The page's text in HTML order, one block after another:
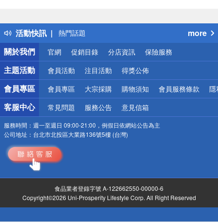
活動快訊
得獎公告
熱門話題
銀行優惠
偏遠地區配送
詐騙網頁！請小心！
more
關於我們
官網 促銷目錄 分店資訊 保險服務
主題活動 會員活動 注目活動 得獎公佈
會員專區 會員專區 大宗採購 購物須知 會員服務條款 隱
客服中心 常見問題 服務公告 意見信箱
服務時間： 週一至週日 09:00-21:00，例假日依網站公告為主
公司地址： 台北市北投區大業路136號5樓 (台灣)
食品業者登錄字號 A-122662550-00000-6
Copyright©2026 Uni-Prosperity Lifestyle Corp. All Right Reserved